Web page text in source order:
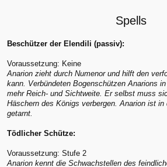
Spells
Beschützer der Elendili (passiv):
Voraussetzung: Keine
Anarion zieht durch Numenor und hilft den
kann. Verbündeten Bogenschützen Anarions
mehr Reich- und Sichtweite. Er selbst muss
Häschern des Königs verbergen. Anarion ist in
getarnt.
Tödlicher Schütze:
Voraussetzung: Stufe 2
Anarion kennt die Schwachstellen des